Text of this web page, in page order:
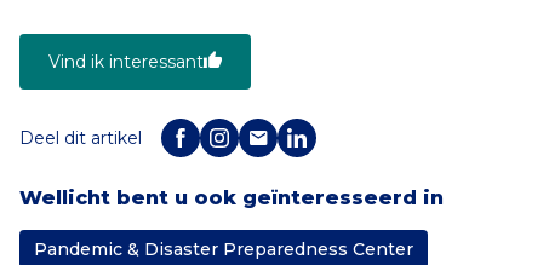
Vind ik interessant
Deel dit artikel
Wellicht bent u ook geïnteresseerd in
Pandemic & Disaster Preparedness Center